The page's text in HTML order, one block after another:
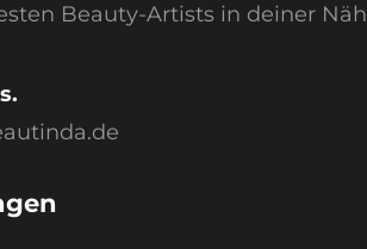
Beauty-Artists in deiner